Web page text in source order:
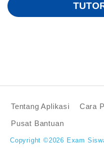
Tentang Aplikasi
Cara
Pusat Bantuan
Copyright ©2026 Exam